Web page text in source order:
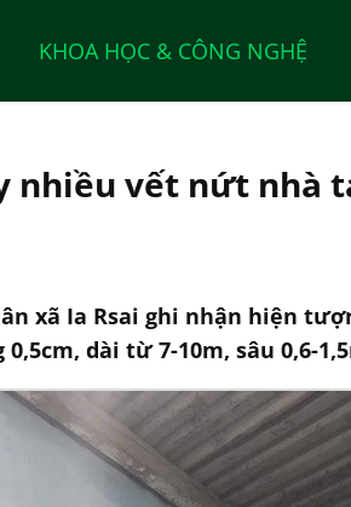
KHOA HỌC & CÔNG NGHỆ
nhiều vết nứt nhà
xã Ia Rsai ghi nhận hiện
dài từ 7-10m, sâu 0,6-